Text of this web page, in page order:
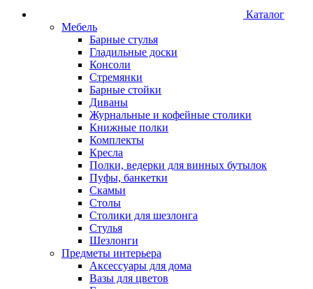
Каталог
Мебель
Барные стулья
Гладильные доски
Консоли
Стремянки
Барные стойки
Диваны
Журнальные и кофейные столики
Книжные полки
Комплекты
Кресла
Полки, ведерки для винных бутылок
Пуфы, банкетки
Скамьи
Столы
Столики для шезлонга
Стулья
Шезлонги
Предметы интерьера
Аксессуары для дома
Вазы для цветов